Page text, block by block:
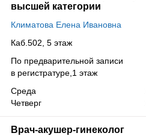
высшей категории
Климатова Елена Ивановна
Каб.502, 5 этаж
По предварительной записи
в регистратуре,1 этаж
Среда
Четверг
Врач-акушер-гинеколог